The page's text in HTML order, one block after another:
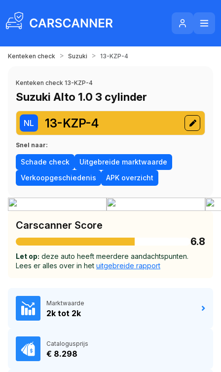
Kenteken check > Suzuki > 13-KZP-4
Kenteken check 13-KZP-4
Suzuki Alto 1.0 3 cylinder
NL 13-KZP-4
Snel naar:
Schade check
Uitgebreide marktwaarde
Verkoopgeschiedenis
APK overzicht
Carscanner Score
6.8
Let op: deze auto heeft meerdere aandachtspunten.
Lees er alles over in het uitgebreide rapport
Marktwaarde
2k tot 2k
Catalogusprijs
€ 8.298